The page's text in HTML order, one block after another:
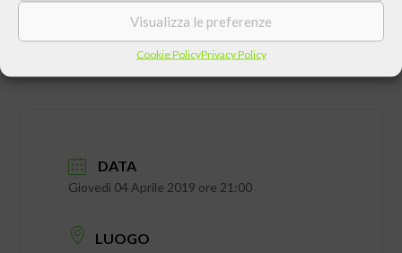
Visualizza le preferenze
Cookie PolicyPrivacy Policy
DATA
Giovedì 04 Aprile 2019 ore 21:00
LUOGO